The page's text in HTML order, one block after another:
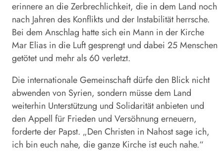
erinnere an die Zerbrechlichkeit, die in dem Land noch
nach Jahren des Konflikts und der Instabilität herrsche.
Bei dem Anschlag hatte sich ein Mann in der Kirche
Mar Elias in die Luft gesprengt und dabei 25 Menschen
getötet und mehr als 60 verletzt.
Die internationale Gemeinschaft dürfe den Blick nicht
abwenden von Syrien, sondern müsse dem Land
weiterhin Unterstützung und Solidarität anbieten und
den Appell für Frieden und Versöhnung erneuern,
forderte der Papst. „Den Christen in Nahost sage ich,
ich bin euch nahe, die ganze Kirche ist euch nahe.“